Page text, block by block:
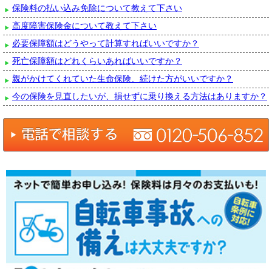
保険料の払い込み免除について教えて下さい
高度障害保険金について教えて下さい
必要保障額はどうやって計算すればいいですか？
死亡保障額はどれくらいあればいいですか？
親がかけてくれていた生命保険、続けた方がいいですか？
今の保険を見直したいが、損せずに乗り換える方法はありますか？